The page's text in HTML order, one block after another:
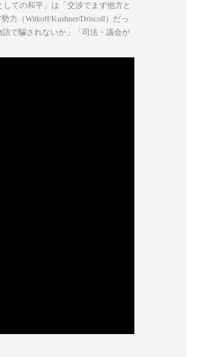
ての和平」は「交渉でまず他方と
力（Witkoff/Kushner/Driscoll）だっ
で騙されないか」「司法・議会が